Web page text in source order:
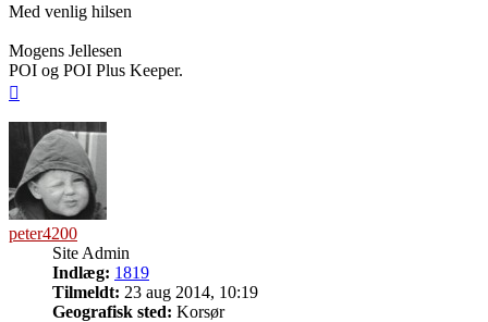
Med venlig hilsen
Mogens Jellesen
POI og POI Plus Keeper.
peter4200
Site Admin
Indlæg: 1819
Tilmeldt: 23 aug 2014, 10:19
Geografisk sted: Korsør